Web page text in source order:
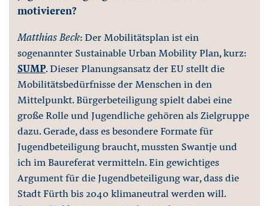
motivieren?
Matthias Beck: Der Mobilitätsplan ist ein
sogenannter Sustainable Urban Mobility Plan, kurz:
SUMP. Dieser Planungsansatz der EU stellt die
Mobilitätsbedürfnisse der Menschen in den
Mittelpunkt. Bürgerbeteiligung spielt dabei eine
große Rolle und Jugendliche gehören als Zielgruppe
dazu. Gerade, dass es besondere Formate für
Jugendbeteiligung braucht, mussten Swantje und
ich im Baureferat vermitteln. Ein gewichtiges
Argument für die Jugendbeteiligung war, dass die
Stadt Fürth bis 2040 klimaneutral werden will.